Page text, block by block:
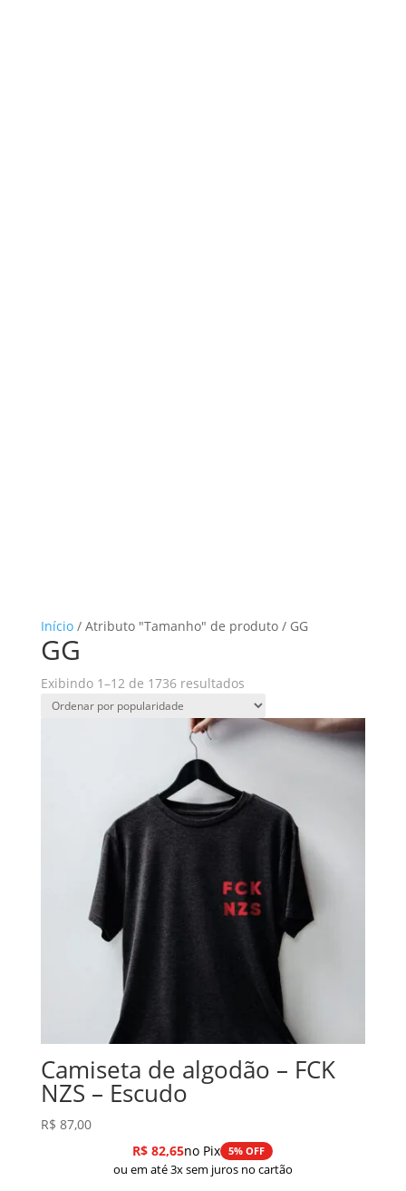
Início/ Atributo "Tamanho" de produto / GG
GG
Exibindo 1–12 de 1736 resultadosClassificado
por
popularidade
Camiseta de algodão – FCK
NZS – Escudo
R$ 87,00
R$ 82,65no Pix 5% OFF
ou em até 3x sem juros no cartão